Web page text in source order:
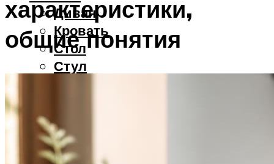
Диван
Кровать
Стол
Стул
Меню
характеристики,
общие понятия